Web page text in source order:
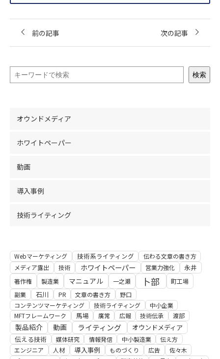
前の記事 次の記事
検索
オウンドメディア
ホワイトペーパー
動画
導入事例
技術ライティング
Webマーケティング 技術系ライティング
伝わる文章の書き方
メディア露出
技術 ホワイトペーパー 営業力強化 永井
著作権 製造業 マニュアル 一之瀬 卜部
町工場
副業
石川 PR 文章の書き方
野口
コンテンツマーケティング
技術ライティング
中小企業
MFTフレームワーク
馬場 廣常 広報 技術伝承 渡部
製品紹介 動画 ライティング
オウンドメディア
伝える技術
媒体研究 情報発信 中小製造業
伝え方
エンジニア
人材 導入事例 ものづくり 広告
佐々木